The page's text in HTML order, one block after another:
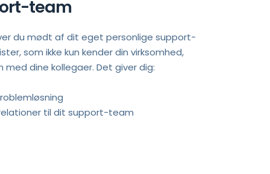
team
du mødt af dit eget personlige support-
som ikke kun kender din virksomhed,
dine kollegaer. Det giver dig:
til dit support-team